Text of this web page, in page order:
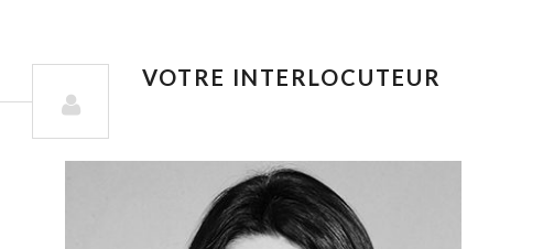
VOTRE INTERLOCUTEUR